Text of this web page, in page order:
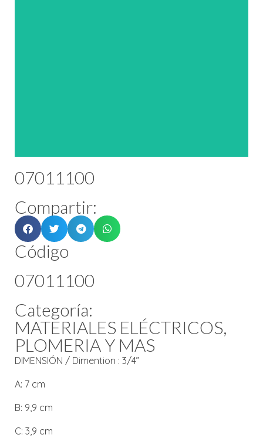
07011100
Compartir:
Código
07011100
Categoría:
MATERIALES ELÉCTRICOS,
PLOMERIA Y MAS
DIMENSIÓN / Dimention : 3/4”
A: 7 cm
B: 9,9 cm
C: 3,9 cm